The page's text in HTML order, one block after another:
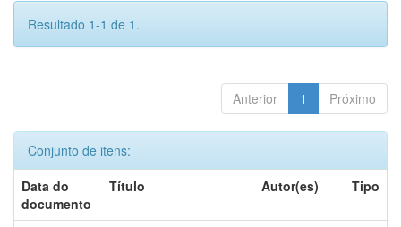
Resultado 1-1 de 1.
Anterior 1 Próximo
Conjunto de itens:
Data do
documento
Título Autor(es) Tipo